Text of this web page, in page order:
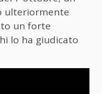
ulteriormente
un forte
lo ha giudicato